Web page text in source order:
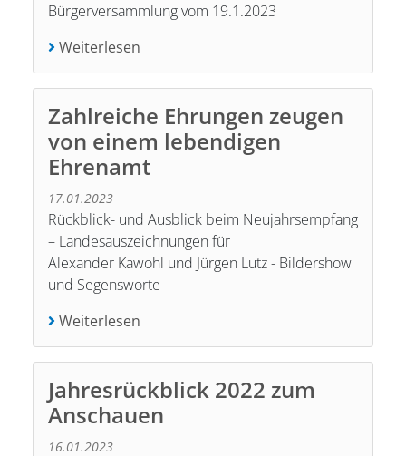
Bürgerversammlung vom 19.1.2023
Weiterlesen
Zahlreiche Ehrungen zeugen
von einem lebendigen
Ehrenamt
17.01.2023
Rückblick- und Ausblick beim Neujahrsempfang
– Landesauszeichnungen für
Alexander Kawohl und Jürgen Lutz - Bildershow
und Segensworte
Weiterlesen
Jahresrückblick 2022 zum
Anschauen
16.01.2023